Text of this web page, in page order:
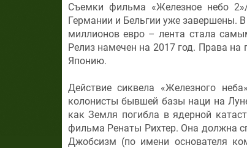
Съемки фильма «Железное небо
Германии и Бельгии уже завершены.
миллионов евро – лента стала
Релиз намечен на 2017 год. Права
Японию.
Действие сиквела «Железного
колонисты бывшей базы наци на
как Земля погибла в ядерной
фильма Ренаты Рихтер. Она должна
Джобсизм (по имени основателя